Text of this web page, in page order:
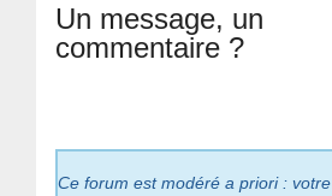
Un message, un
commentaire ?
Ce forum est modéré a priori : votre